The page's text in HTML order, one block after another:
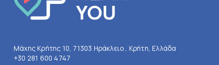
Μάχης Κρήτης 10, 71303 Ηράκλειο , Κρήτη, Ελλάδα
+30 281 600 4747